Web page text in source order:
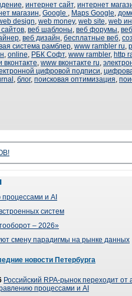
, интернет сайт, интернет
магазин, Google , Maps Google,
design, web money, web site, web
, веб шаблоны, веб форумы,
, веб дизайн, бесплатные веб,
система рамблер, www rambler ru,
, online, РБК Софт, www rambler, http
, www вконтакте ru,
цифровой подписи,
, блог, поисковая оптимизация,
и AI
систем
– 2026»
смену парадигмы на рынке данных
новости Петербурга
Российский RPA-рынок переходит от
процессами и AI